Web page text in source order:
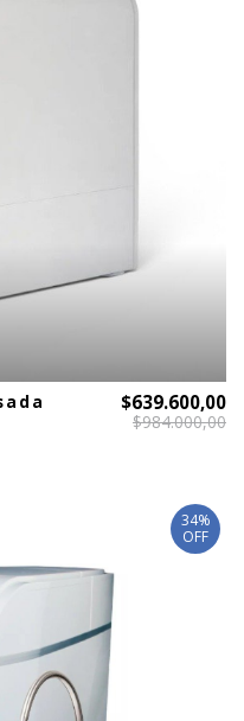
$639.600,00
$984.000,00
34%
OFF